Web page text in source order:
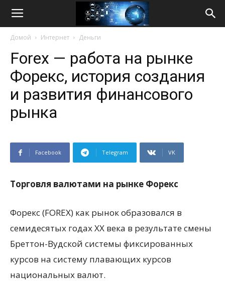
Life
Домой Интернет Деньги
Forex — работа на рынке
Форекс, история создания
и развития финансового
рынка
Facebook Telegram VK
Торговля валютами на рынке Форекс
Форекс (FOREX) как рынок образовался в
семидесятых годах ХХ века в результате смены
Бреттон-Вудской системы фиксированных
курсов на систему плавающих курсов
национальных валют.